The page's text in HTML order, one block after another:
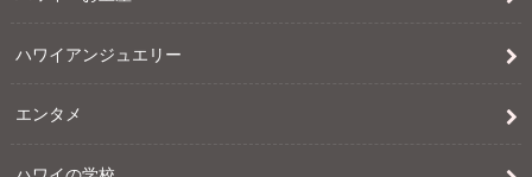
ハワイアンジュエリー
エンタメ